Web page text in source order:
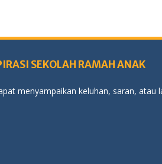
SEKOLAH RAMAH ANAK
menyampaikan keluhan, saran, atau